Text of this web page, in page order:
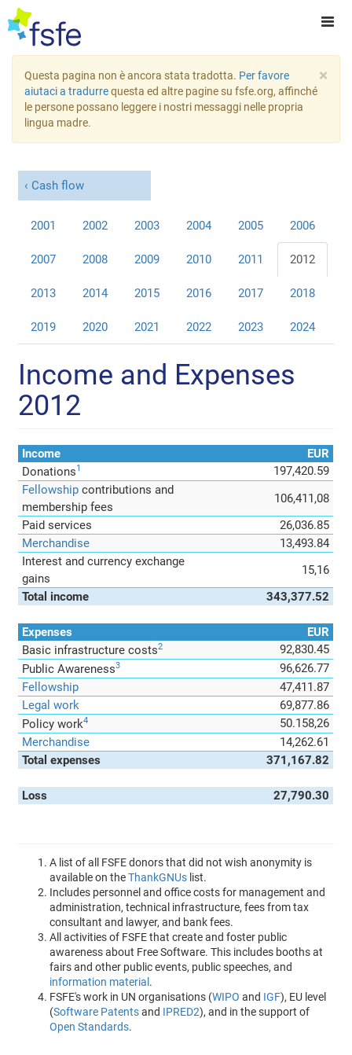
×
Questa pagina non è ancora stata tradotta. Per favore
aiutaci a tradurrequesta ed altre pagine su fsfe.org, affinché
le persone possano leggere i nostri messaggi nelle propria
lingua madre.
Cash flow
2001 2002 2003 2004 2005 2006
2007 2008 2009 2010 2011 2012
2013 2014 2015 2016 2017 2018
2019 2020 2021 2022 2023 2024
Income and Expenses
2012
Income
EUR
Donations1
197,420.59
Fellowshipcontributions and
membership fees
106,411,08
Paid services
26,036.85
Merchandise
13,493.84
Interest and currency exchange
gains
15,16
Total income
343,377.52
Expenses
EUR
Basic infrastructure costs2
92,830.45
Public Awareness3
96,626.77
Fellowship
47,411.87
Legal work
69,877.86
Policy work4
50.158,26
Merchandise
14,262.61
Total expenses
371,167.82
Loss 27,790.30
A list of all FSFE donors that did not wish anonymity is
available on theThankGNUs list.
Includes personnel and office costs for management and
administration, technical infrastructure, fees from tax
consultant and lawyer, and bank fees.
All activities of FSFE that create and foster public
awareness about Free Software. This includes booths at
fairs and other public events, public speeches, and
information material .
FSFE's work in UN organisations (WIPO and IGF), EU level
(Software Patentsand IPRED2), and in the support of
Open Standards.